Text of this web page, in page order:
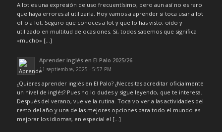
A lot es una expresión de uso frecuentísimo, pero aun así no es raro
que haya errores al utilizarla. Hoy vamos a aprender si toca usar a lot
of o a lot. Seguro que conoces a lot y que lo has visto, oído y
utilizado en multitud de ocasiones. Sí, todos sabemos que significa
«mucho» […]
Aprender inglés en El Palo 2025/26
11 septiembre, 2025 - 5:57 PM
¿Quieres aprender inglés en El Palo? ¿Necesitas acreditar oficialmente
un nivel de inglés? Pues no lo dudes y sigue leyendo, que te interesa.
Después del verano, vuelve la rutina. Toca volver a las actividades del
resto del año y una de las mejores opciones para todo el mundo es
mejorar los idiomas, en especial el […]